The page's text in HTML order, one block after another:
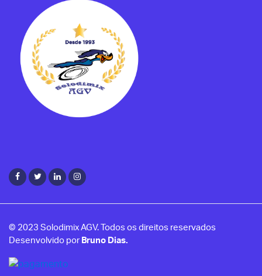
© 2023 Solodimix AGV. Todos os direitos reservados
Desenvolvido por Bruno Dias.